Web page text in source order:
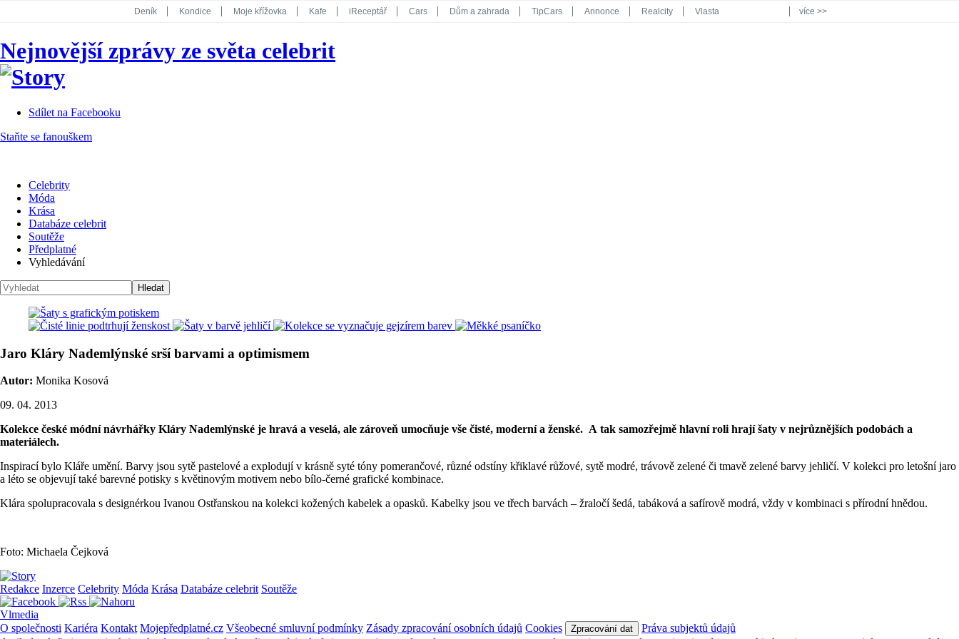
Deník Kondice Moje křížovka Kafe iReceptář Cars Dům a zahrada TipCars Annonce Realcity Vlasta
Koktejl
více >>
Nejnovější zprávy ze světa celebrit
Sdílet na Facebooku
Staňte se fanouškem
Celebrity
Móda
Krása
Databáze celebrit
Soutěže
Předplatné
Vyhledávání
Jaro Kláry Nademlýnské srší barvami a optimismem
Autor: Monika Kosová
09. 04. 2013
Kolekce české módní návrhářky Kláry Nademlýnské je hravá a veselá, ale zároveň umocňuje vše čisté, moderní a ženské. A tak samozřejmě hlavní roli hrají šaty v nejrůznějších podobách a
materiálech.
Inspirací bylo Kláře umění. Barvy jsou sytě pastelové a explodují v krásně syté tóny pomerančové, různé odstíny křiklavé růžové, sytě modré, trávově zelené či tmavě zelené barvy jehličí. V kolekci pro letošní jaro
a léto se objevují také barevné potisky s květinovým motivem nebo bílo-černé grafické kombinace.
Klára spolupracovala s designérkou Ivanou Ostřanskou na kolekci kožených kabelek a opasků. Kabelky jsou ve třech barvách – žraločí šedá, tabáková a safírově modrá, vždy v kombinaci s přírodní hnědou.
Foto: Michaela Čejková
Redakce Inzerce Celebrity Móda Krása Databáze celebrit Soutěže
Vlmedia
O společnosti Kariéra Kontakt Mojepředplatné.cz Všeobecné smluvní podmínky Zásady zpracování osobních údajů Cookies Zpracování dat
Práva subjektů údajů